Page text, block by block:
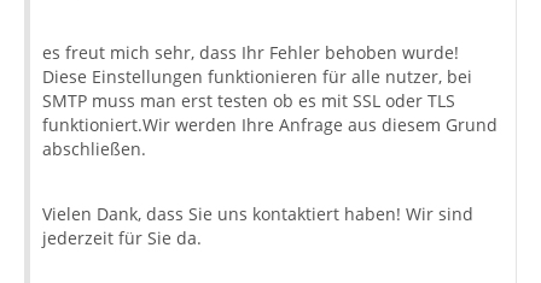
SMTP-Port: 587
SMTP SSL oder TLS: TLS
Vielen Dank, dass Sie uns kontaktiert haben! Wir sind
jederzeit für Sie da.
es freut mich sehr, dass Ihr Fehler behoben wurde!
Diese Einstellungen funktionieren für alle nutzer, bei
SMTP muss man erst testen ob es mit SSL oder TLS
funktioniert.Wir werden Ihre Anfrage aus diesem Grund
abschließen.
Vielen Dank, dass Sie uns kontaktiert haben! Wir sind
jederzeit für Sie da.